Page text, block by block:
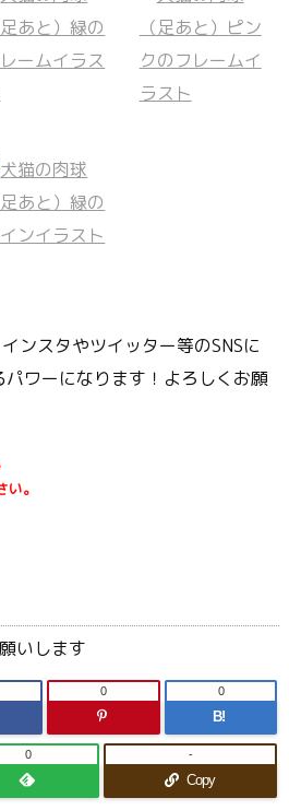
ンスタやツイッター等のSNSに
ワーになります！よろしくお願
。
いします
0
B!
0
0
Copy
-